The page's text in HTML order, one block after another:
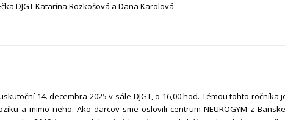
DJGT Katarína Rozkošová a Dana Karolová
14. decembra 2025 v sále DJGT, o 16,00 hod. Témou tohto ročníka
a mimo neho. Ako darcov sme oslovili centrum NEUROGYM z